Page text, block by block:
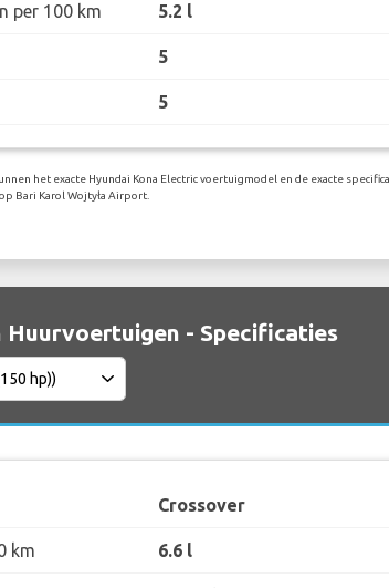
per 100 km 5.2 l
5
5
het exacte Hyundai Kona Electric voertuigmodel en de exacte
Bari Karol Wojtyła Airport.
Huurvoertuigen - Specificaties
Crossover
km 6.6 l